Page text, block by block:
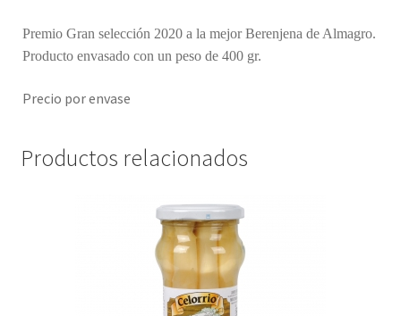
Premio Gran selección 2020 a la mejor Berenjena de Almagro.
Producto envasado con un peso de 400 gr.
Precio por envase
Productos relacionados